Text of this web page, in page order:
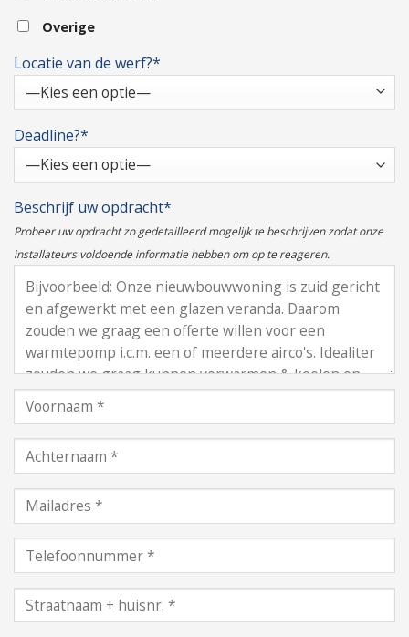
Overige
Locatie van de werf?*
Deadline?*
Beschrijf uw opdracht*
Probeer uw opdracht zo gedetailleerd mogelijk te beschrijven zodat onze
installateurs voldoende informatie hebben om op te reageren.